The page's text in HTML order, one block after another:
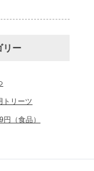
リー
トリーツ
（食品）